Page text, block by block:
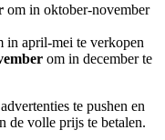
om in oktober-november
in april-mei te verkopen
om in december te
te pushen en
de volle prijs te betalen.